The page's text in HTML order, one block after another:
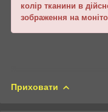
колір тканини в
зображення на
Приховати